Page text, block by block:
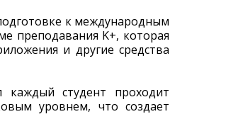
к международным
преподавания K+, которая
и другие средства
студент проходит
уровнем, что создает